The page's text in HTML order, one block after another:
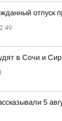
отпуск
в Сочи и
5